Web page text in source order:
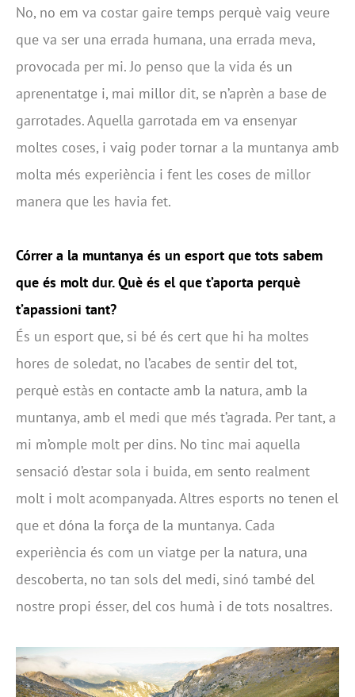
No, no em va costar gaire temps perquè vaig veure
que va ser una errada humana, una errada meva,
provocada per mi. Jo penso que la vida és un
aprenentatge i, mai millor dit, se n’aprèn a base de
garrotades. Aquella garrotada em va ensenyar
moltes coses, i vaig poder tornar a la muntanya amb
molta més experiència i fent les coses de millor
manera que les havia fet.
Córrer a la muntanya és un esport que tots sabem
que és molt dur. Què és el que t’aporta perquè
t’apassioni tant?
És un esport que, si bé és cert que hi ha moltes
hores de soledat, no l’acabes de sentir del tot,
perquè estàs en contacte amb la natura, amb la
muntanya, amb el medi que més t’agrada. Per tant, a
mi m’omple molt per dins. No tinc mai aquella
sensació d’estar sola i buida, em sento realment
molt i molt acompanyada. Altres esports no tenen el
que et dóna la força de la muntanya. Cada
experiència és com un viatge per la natura, una
descoberta, no tan sols del medi, sinó també del
nostre propi ésser, del cos humà i de tots nosaltres.